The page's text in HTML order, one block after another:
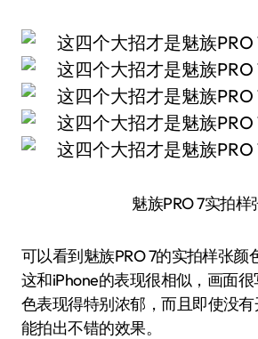
魅族PRO 7实拍样
可以看到魅族PRO 7的实拍样张颜
这和iPhone的表现很相似，画面
色表现得特别浓郁，而且即使没
能拍出不错的效果。